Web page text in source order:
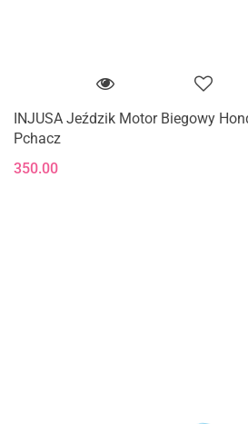
INJUSA Jeździk Motor Biegowy
Pchacz
350.00